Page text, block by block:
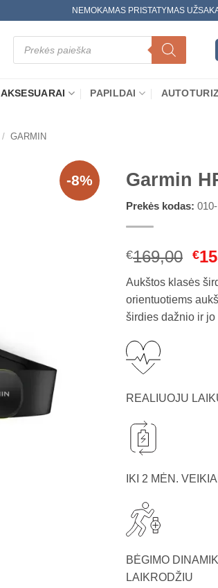
NEMOKAMAS PRISTATYMAS
Products
search
AKSESUARAI PAPILDAI
/ GARMIN
-8% Garmin
Prekės kodas:
€169,00 €
Aukštos klasės
orientuotiems
širdies dažnio ir
REALIUOJU
IKI 2 MĖN.
BĖGIMO
LAIKRODŽIU